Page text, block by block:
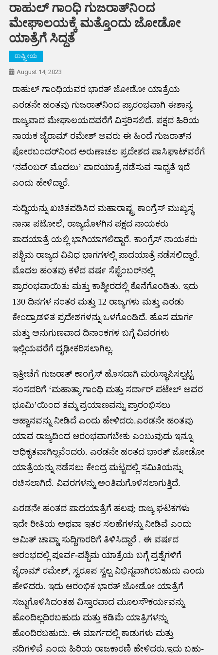
ರಾಹುಲ್ ಗಾಂಧಿ ಗುಜರಾತ್‌ನಿಂದ
ಮೇಘಾಲಯಕ್ಕೆ ಮತ್ತೊಂದು ಜೋಡೋ
ಯಾತ್ರೆಗೆ ಸಿದ್ದತೆ
ರಾಷ್ಟ್ರೀಯ
August 14, 2023
ರಾಹುಲ್ ಗಾಂಧಿಯವರ ಭಾರತ್ ಜೋಡೋ ಯಾತ್ರೆಯ
ಎರಡನೇ ಹಂತವು ಗುಜರಾತ್‌ನಿಂದ ಪ್ರಾರಂಭವಾಗಿ ಈಶಾನ್ಯ
ರಾಜ್ಯವಾದ ಮೇಘಾಲಯದವರೆಗೆ ವಿಸ್ತರಿಸಲಿದೆ. ಪಕ್ಷದ ಹಿರಿಯ
ನಾಯಕ ಜೈರಾಮ್ ರಮೇಶ್ ಅವರು ಈ ಹಿಂದೆ ಗುಜರಾತ್‌ನ
ಪೋರಬಂದರ್‌ನಿಂದ ಅರುಣಾಚಲ ಪ್ರದೇಶದ ಪಾಸಿಘಾಟ್‌ವರೆಗೆ
‘ನವೆಂಬರ್‌ ಮೊದಲು’ ಪಾದಯಾತ್ರೆ ನಡೆಸುವ ಸಾಧ್ಯತೆ ಇದೆ
ಎಂದು ಹೇಳಿದ್ದಾರೆ.
ಸುದ್ದಿಯನ್ನು ಖಚಿತಪಡಿಸಿದ ಮಹಾರಾಷ್ಟ್ರ ಕಾಂಗ್ರೆಸ್ ಮುಖ್ಯಸ್ಥ
ನಾನಾ ಪಟೋಲೆ, ರಾಜ್ಯದೊಳಗಿನ ಪಕ್ಷದ ನಾಯಕರು
ಪಾದಯಾತ್ರೆ ಯಲ್ಲಿ ಭಾಗಿಯಾಗಲಿದ್ದಾರೆ. ಕಾಂಗ್ರೆಸ್ ನಾಯಕರು
ಪಶ್ಚಿಮ ರಾಜ್ಯದ ವಿವಿಧ ಭಾಗಗಳಲ್ಲಿ ಪಾದಯಾತ್ರೆ ನಡೆಸಲಿದ್ದಾರೆ.
ಮೊದಲ ಹಂತವು ಕಳೆದ ವರ್ಷ ಸೆಪ್ಟೆಂಬರ್‌ನಲ್ಲಿ
ಪ್ರಾರಂಭವಾಯಿತು ಮತ್ತು ಕಾಶ್ಮೀರದಲ್ಲಿ ಕೊನೆಗೊಂಡಿತು. ಇದು
130 ದಿನಗಳ ನಂತರ ಮತ್ತು 12 ರಾಜ್ಯಗಳು ಮತ್ತು ಎರಡು
ಕೇಂದ್ರಾಡಳಿತ ಪ್ರದೇಶಗಳನ್ನು ಒಳಗೊಂಡಿದೆ. ಹೊಸ ಮಾರ್ಗ
ಮತ್ತು ಅನುಗುಣವಾದ ದಿನಾಂಕಗಳ ಬಗ್ಗೆ ವಿವರಗಳು
ಇಲ್ಲಿಯವರೆಗೆ ದೃಢೀಕರಿಸಲಾಗಿಲ್ಲ.
ಇತ್ತೀಚೆಗೆ ಗುಜರಾತ್ ಕಾಂಗ್ರೆಸ್ ಹೊಸದಾಗಿ ಮರುಸ್ಥಾಪಿಸಲ್ಪಟ್ಟ
ಸಂಸದರಿಗೆ ‘ಮಹಾತ್ಮಾ ಗಾಂಧಿ ಮತ್ತು ಸರ್ದಾರ್ ಪಟೇಲ್ ಅವರ
ಭೂಮಿ’ಯಿಂದ ತಮ್ಮ ಪ್ರಯಾಣವನ್ನು ಪ್ರಾರಂಭಿಸಲು
ಆಹ್ವಾನವನ್ನು ನೀಡಿದೆ ಎಂದು ಹೇಳಿದರು.ಎರಡನೇ ಹಂತವು
ಯಾವ ರಾಜ್ಯದಿಂದ ಆರಂಭವಾಗಬೇಕು ಎಂಬುವುದು ಇನ್ನೂ
ಅಧಿಕೃತವಾಗಿಲ್ಲವೆಂದರು. ಎರಡನೇ ಹಂತದ ಭಾರತ್ ಜೋಡೋ
ಯಾತ್ರೆಯನ್ನು ನಡೆಸಲು ಕೇಂದ್ರ ಮಟ್ಟದಲ್ಲಿ ಸಮಿತಿಯನ್ನು
ರಚಿಸಲಾಗಿದೆ. ವಿವರಗಳನ್ನು ಅಂತಿಮಗೊಳಿಸಲಾಗುತ್ತಿದೆ.
ಎರಡನೇ ಹಂತದ ಪಾದಯಾತ್ರೆಗೆ ಹಲವು ರಾಜ್ಯ ಘಟಕಗಳು
ಇದೇ ರೀತಿಯ ಅಥವಾ ಇತರ ಸಲಹೆಗಳನ್ನು ನೀಡಿವೆ ಎಂದು
ಅಮಿತ್ ಚಾವ್ಡಾ ಸುದ್ದಿಗಾರರಿಗೆ ತಿಳಿಸಿದ್ದಾರೆ . ಈ ವರ್ಷದ
ಆರಂಭದಲ್ಲಿ ಪೂರ್ವ-ಪಶ್ಚಿಮ ಯಾತ್ರೆಯ ಬಗ್ಗೆ ಪ್ರಶ್ನೆಗಳಿಗೆ
ಜೈರಾಮ್ ರಮೇಶ್, ಸ್ವರೂಪ ಸ್ವಲ್ಪ ವಿಭಿನ್ನವಾಗಿರಬಹುದು ಎಂದು
ಹೇಳಿದರು. ಇದು ಆರಂಭಿಕ ಭಾರತ್ ಜೋಡೋ ಯಾತ್ರೆಗೆ
ಸಜ್ಜುಗೊಳಿಸಿದಂತಹ ವಿಸ್ತಾರವಾದ ಮೂಲಸೌಕರ್ಯವನ್ನು
ಹೊಂದಿಲ್ಲದಿರಬಹುದು ಮತ್ತು ಕಡಿಮೆ ಯಾತ್ರಿಗಳನ್ನು
ಹೊಂದಿರಬಹುದು. ಈ ಮಾರ್ಗದಲ್ಲಿ ಕಾಡುಗಳು ಮತ್ತು
ನದಿಗಳಿವೆ ಎಂದು ಹಿರಿಯ ರಾಜಕಾರಣಿ ಹೇಳಿದರು.ಇದು ಬಹು-